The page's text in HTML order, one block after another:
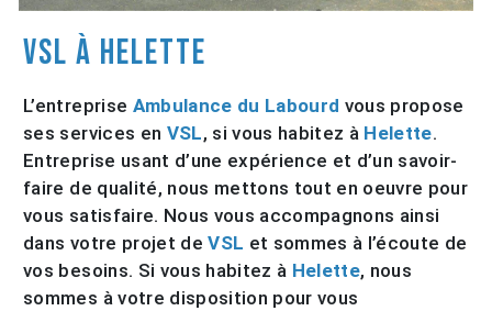
VSL à Helette
L’entreprise Ambulance du Labourd vous propose
ses services en VSL, si vous habitez à Helette.
Entreprise usant d’une expérience et d’un savoir-
faire de qualité, nous mettons tout en oeuvre pour
vous satisfaire. Nous vous accompagnons ainsi
dans votre projet deVSL et sommes à l’écoute de
vos besoins. Si vous habitez à Helette, nous
sommes à votre disposition pour vous